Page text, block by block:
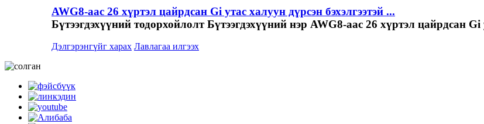
AWG8-аас 26 хүртэл цайрдсан Gi утас халуун дүрсэн бэхэлгээтэй ...
Бүтээгдэхүүний тодорхойлолт Бүтээгдэхүүний нэр AWG8-аас 26 хүртэл цайрдсан Gi
Дэлгэрэнгүйг харах Лавлагаа илгээх